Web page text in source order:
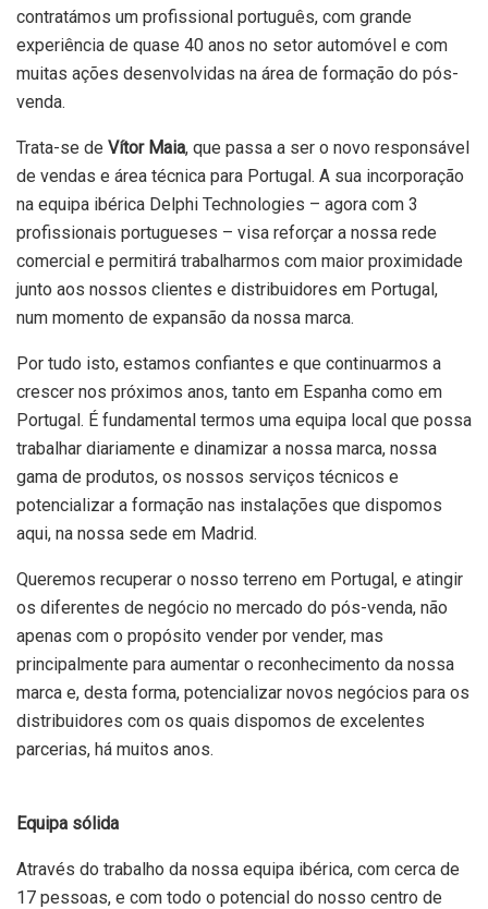
contratámos um profissional português, com grande
experiência de quase 40 anos no setor automóvel e com
muitas ações desenvolvidas na área de formação do pós-
venda.
Trata-se de Vítor Maia, que passa a ser o novo responsável
de vendas e área técnica para Portugal. A sua incorporação
na equipa ibérica Delphi Technologies – agora com 3
profissionais portugueses – visa reforçar a nossa rede
comercial e permitirá trabalharmos com maior proximidade
junto aos nossos clientes e distribuidores em Portugal,
num momento de expansão da nossa marca.
Por tudo isto, estamos confiantes e que continuarmos a
crescer nos próximos anos, tanto em Espanha como em
Portugal. É fundamental termos uma equipa local que possa
trabalhar diariamente e dinamizar a nossa marca, nossa
gama de produtos, os nossos serviços técnicos e
potencializar a formação nas instalações que dispomos
aqui, na nossa sede em Madrid.
Queremos recuperar o nosso terreno em Portugal, e atingir
os diferentes de negócio no mercado do pós-venda, não
apenas com o propósito vender por vender, mas
principalmente para aumentar o reconhecimento da nossa
marca e, desta forma, potencializar novos negócios para os
distribuidores com os quais dispomos de excelentes
parcerias, há muitos anos.
Equipa sólida
Através do trabalho da nossa equipa ibérica, com cerca de
17 pessoas, e com todo o potencial do nosso centro de